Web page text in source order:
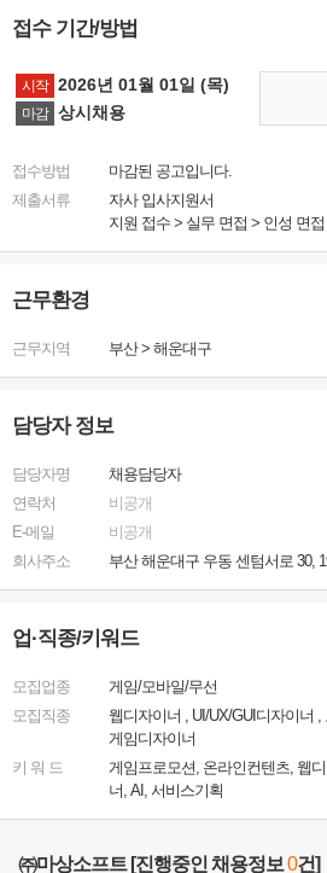
접수 기간/방법
시작 2026년 01월 01일 (목)
마감 상시채용
접수방법
마감된 공고입니다.
제출서류
자사 입사지원서
지원 접수 ​> ​실무 면접 > ​인성 면
근무환경
근무지역 부산> 해운대구
담당자 정보
담당자명
채용담당자
연락처
비공개
E-메일
비공개
회사주소
부산 해운대구 우동 센텀서로 30,
업·직종/키워드
모집업종
게임/모바일/무선
모집직종
웹디자이너 , UI/UX/GUI디자이너
게임디자이너
키 워 드
게임프로모션, 온라인컨텐츠, 웹
너, AI, 서비스기획
㈜마상소프트 [진행중인 채용정보0건]